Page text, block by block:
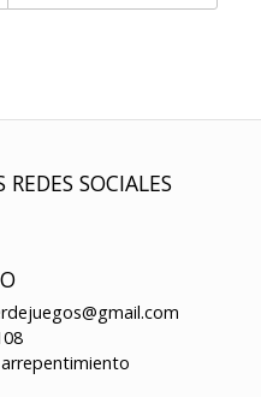
REDES SOCIALES